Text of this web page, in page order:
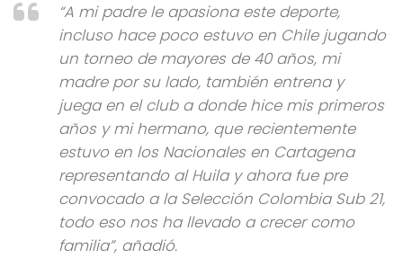
“A mi padre le apasiona este deporte,
incluso hace poco estuvo en Chile jugando
un torneo de mayores de 40 años, mi
madre por su lado, también entrena y
juega en el club a donde hice mis primeros
años y mi hermano, que recientemente
estuvo en los Nacionales en Cartagena
representando al Huila y ahora fue pre
convocado a la Selección Colombia Sub 21,
todo eso nos ha llevado a crecer como
familia”, añadió.